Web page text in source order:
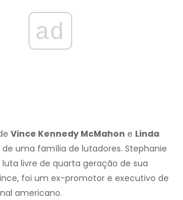
ad
Vince Kennedy McMahon e Linda
uma família de lutadores. Stephanie
livre de quarta geração de sua
foi um ex-promotor e executivo de
americano.